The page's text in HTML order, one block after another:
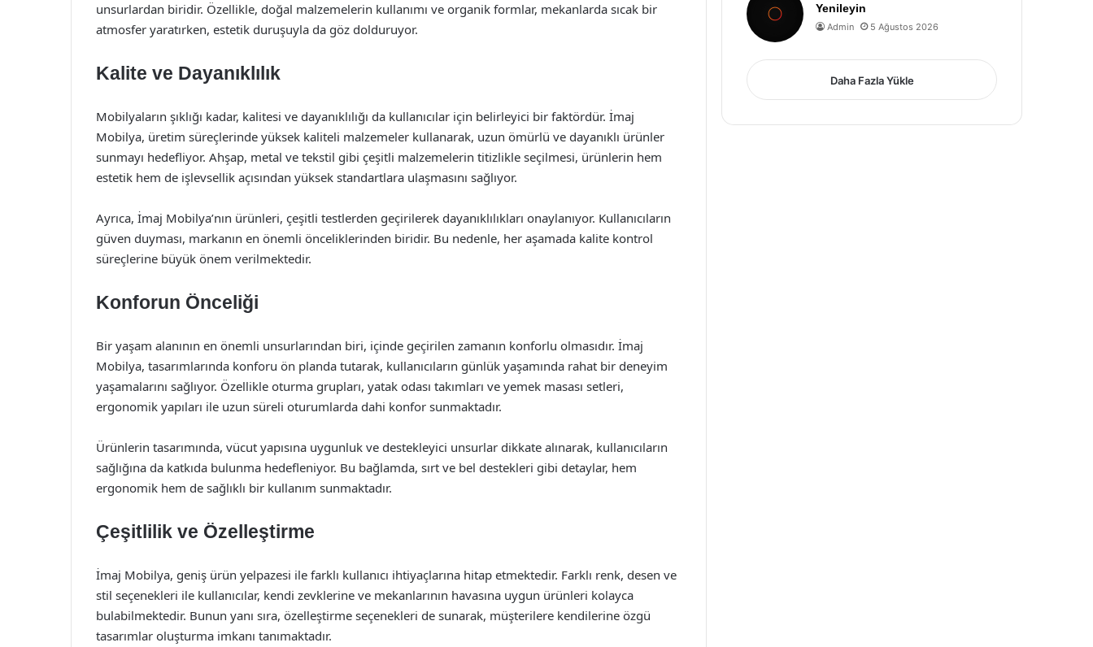
unsurlardan biridir. Özellikle, doğal malzemelerin kullanımı ve organik formlar, mekanlarda sıcak bir
atmosfer yaratırken, estetik duruşuyla da göz dolduruyor.
Kalite ve Dayanıklılık
Mobilyaların şıklığı kadar, kalitesi ve dayanıklılığı da kullanıcılar için belirleyici bir faktördür. İmaj
Mobilya, üretim süreçlerinde yüksek kaliteli malzemeler kullanarak, uzun ömürlü ve dayanıklı ürünler
sunmayı hedefliyor. Ahşap, metal ve tekstil gibi çeşitli malzemelerin titizlikle seçilmesi, ürünlerin hem
estetik hem de işlevsellik açısından yüksek standartlara ulaşmasını sağlıyor.
Ayrıca, İmaj Mobilya’nın ürünleri, çeşitli testlerden geçirilerek dayanıklılıkları onaylanıyor. Kullanıcıların
güven duyması, markanın en önemli önceliklerinden biridir. Bu nedenle, her aşamada kalite kontrol
süreçlerine büyük önem verilmektedir.
Konforun Önceliği
Bir yaşam alanının en önemli unsurlarından biri, içinde geçirilen zamanın konforlu olmasıdır. İmaj
Mobilya, tasarımlarında konforu ön planda tutarak, kullanıcıların günlük yaşamında rahat bir deneyim
yaşamalarını sağlıyor. Özellikle oturma grupları, yatak odası takımları ve yemek masası setleri,
ergonomik yapıları ile uzun süreli oturumlarda dahi konfor sunmaktadır.
Ürünlerin tasarımında, vücut yapısına uygunluk ve destekleyici unsurlar dikkate alınarak, kullanıcıların
sağlığına da katkıda bulunma hedefleniyor. Bu bağlamda, sırt ve bel destekleri gibi detaylar, hem
ergonomik hem de sağlıklı bir kullanım sunmaktadır.
Çeşitlilik ve Özelleştirme
İmaj Mobilya, geniş ürün yelpazesi ile farklı kullanıcı ihtiyaçlarına hitap etmektedir. Farklı renk, desen ve
stil seçenekleri ile kullanıcılar, kendi zevklerine ve mekanlarının havasına uygun ürünleri kolayca
bulabilmektedir. Bunun yanı sıra, özelleştirme seçenekleri de sunarak, müşterilere kendilerine özgü
tasarımlar oluşturma imkanı tanımaktadır.
Yenileyin
Admin 5 Ağustos 2026
Daha Fazla Yükle